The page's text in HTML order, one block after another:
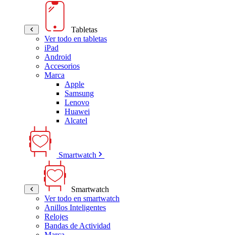
Tabletas
Ver todo en tabletas
iPad
Android
Accesorios
Marca
Apple
Samsung
Lenovo
Huawei
Alcatel
Smartwatch
Smartwatch
Ver todo en smartwatch
Anillos Inteligentes
Relojes
Bandas de Actividad